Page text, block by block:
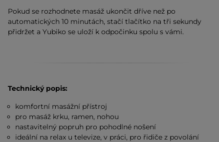
Pokud se rozhodnete masáž ukončit dříve než po
automatických 10 minutách, stačí tlačítko na tři sekundy
přidržet a Yubiko se uloží k odpočinku spolu s vámi.
Technický popis:
komfortní masážní přístroj
pro masáž krku, ramen, nohou
nastavitelný popruh pro pohodlné nošení
ideální na relax u televize, v práci, pro řidiče z povolání